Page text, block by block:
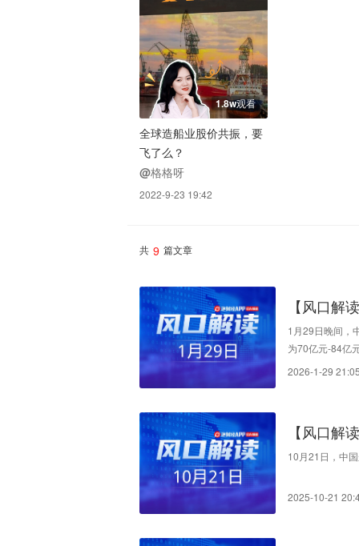
1.8w观看
全球造船业股价共振，要
飞了么？
@格格呀
2022-9-23 19:42
共 9 篇文章
【风口解
级优化
1月29日晚间，
为70亿元-84亿
型批量建造优
2026-1-29
【风口解
10月21日，中
2025-10-21